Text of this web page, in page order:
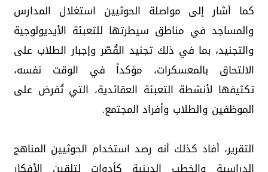
كما أشار إلى مواصلة الحوثيين استغلال المدارس
والمساجد في مناطق سيطرتها للتعبئة الأيديولوجية
والتجنيد، بما في ذلك تجنيد القُصّر وإجبار الطلاب على
الالتحاق بالمعسكرات، مؤكداً في الوقت نفسه،
تكثيفها لأنشطة التعبئة العقائدية، التي تُفرض على
الموظفين والطلاب وأفراد المجتمع.
التقرير، أفاد كذلك أنه رصد استخدام الحوثيين المناهج